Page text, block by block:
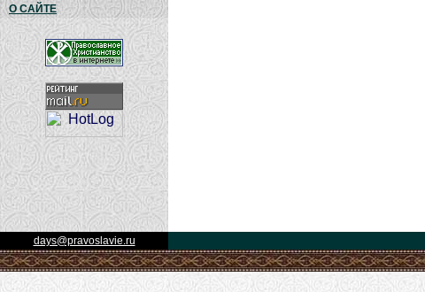
О САЙТЕ
days@pravoslavie.ru